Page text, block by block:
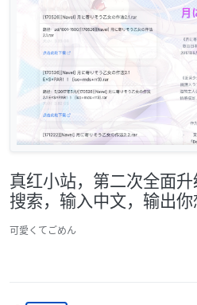
真红小站，第二次全面
搜索，输入中文，输出
可愛くてごめん